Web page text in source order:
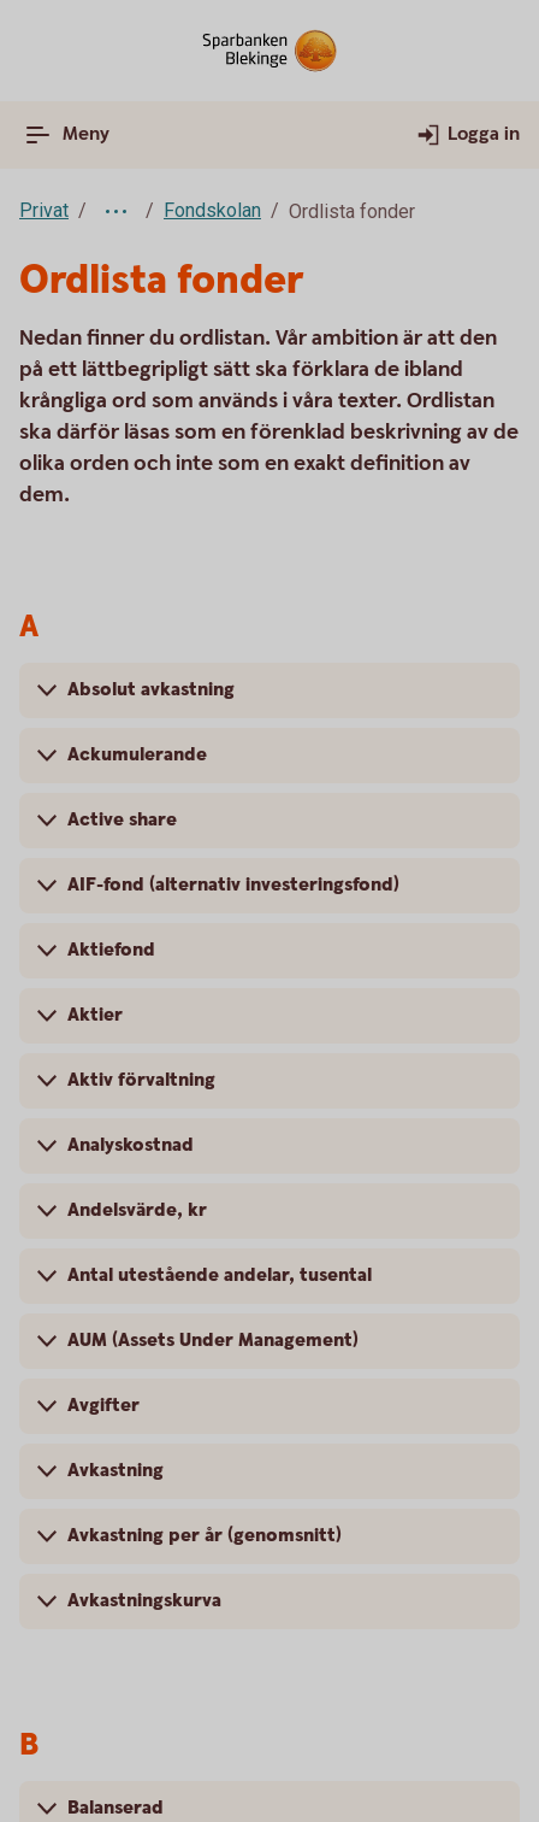
Meny Logga in
Privat Fondskolan Ordlista fonder
Ordlista fonder
Nedan finner du ordlistan. Vår ambition är att den
på ett lättbegripligt sätt ska förklara de ibland
krångliga ord som används i våra texter. Ordlistan
ska därför läsas som en förenklad beskrivning av de
olika orden och inte som en exakt definition av
dem.
A
Absolut avkastning
Ackumulerande
Active share
AIF-fond (alternativ investeringsfond)
Aktiefond
Aktier
Aktiv förvaltning
Analyskostnad
Andelsvärde, kr
Antal utestående andelar, tusental
AUM (Assets Under Management)
Avgifter
Avkastning
Avkastning per år (genomsnitt)
Avkastningskurva
B
Balanserad